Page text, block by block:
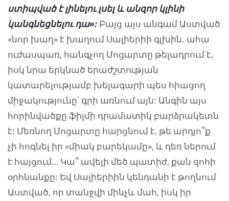
ստիպված է լինելու լսել և անզոր կլինի
կանգնեցնելու դա»: Բայց այս անգամ Աստված
«նոր խաղ» է խաղում Սալիերիի գլխին. ահա
ուժասպառ, հանգչող Մոցարտը թելադրում է,
իսկ նրա երկնած երաժշտության
կատարելությամբ խելագարի պես հիացող
միջակությունը՝ գրի առնում այն: Անգին այս
հորինվածքը ֆիլմի դրամատիկ բարձրակետն
է: Մեռնող Մոցարտը հարցնում է, թե արդյո՞ք
չի հոգնել իր «միակ բարեկամը», և դեռ ներում
է հայցում… Կա՞ ավելի մեծ պատիժ, քան զոհի
օրհնանքը: Եվ Սալիերիին կենդանի է թողնում
Աստված, որ տանջվի մինչև մահ, իսկ իր